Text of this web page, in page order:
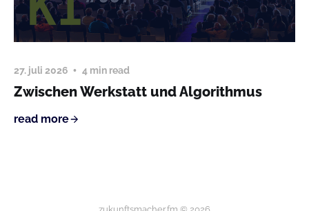
27. juli 2026 4 min read
Zwischen Werkstatt und Algorithmus
read more